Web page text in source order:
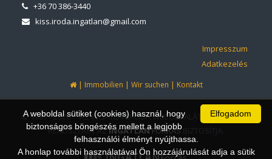
+36 70 386-3440
kiss.iroda.ingatlan@gmail.com
Impresszum
Adatkezelés
| Immobilien | Wir suchen | Kontakt
© 1997 - 2026 AZ INGATLANIRODA WEBOLDALÁT ÉS ÜGYVITELI
RENDSZERÉT AZINGATLANFORRÁSBIZTOSÍTJA.
Elfogadom
A weboldal sütiket (cookies) használ, hogy
biztonságos böngészés mellett a legjobb
felhasználói élményt nyújthassa.
A honlap további használatával Ön hozzájárulását adja a sütik